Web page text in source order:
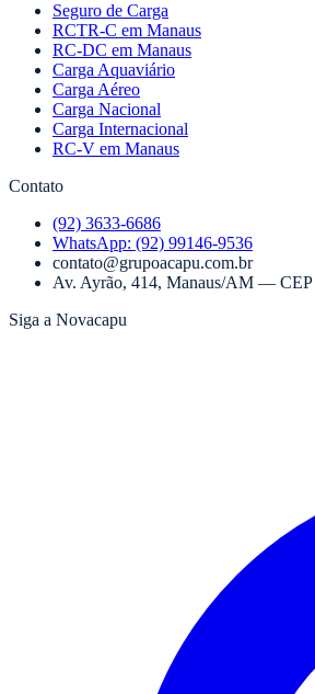
Seguro de Carga
RCTR-C em Manaus
RC-DC em Manaus
Carga Aquaviário
Carga Aéreo
Carga Nacional
Carga Internacional
RC-V em Manaus
Contato
(92) 3633-6686
WhatsApp: (92) 99146-9536
contato@grupoacapu.com.br
Av. Ayrão, 414, Manaus/AM — CEP
Siga a Novacapu